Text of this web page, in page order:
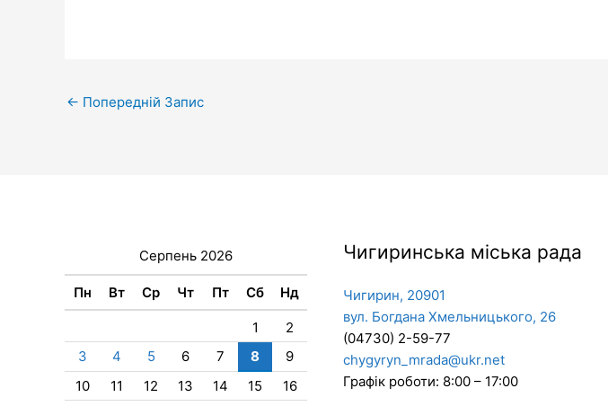
← Попередній Запис
Серпень 2026
Пн Вт Ср Чт Пт Сб Нд
1
2
3
4 5 6 7 8
9
10
11 12 13 14 15 16
Чигиринська міська рада
Чигирин, 20901
вул. Богдана Хмельницького, 26
(04730) 2-59-77
chygyryn_mrada@ukr.net
Графік роботи: 8:00 – 17:00